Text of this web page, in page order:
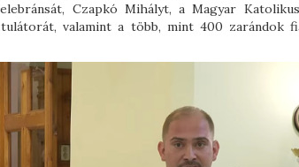
Czapkó Mihályt, a Magyar
valamint a több, mint 400 zarándok